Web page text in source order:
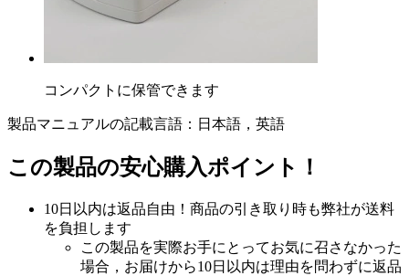
コンパクトに保管できます
製品マニュアルの記載言語：日本語，英語
この製品の安心購入ポイント！
10日以内は返品自由！商品の引き取り時も弊社が送料
を負担します
この製品を実際お手にとってお気に召さなかった
場合，お届けから10日以内は理由を問わずに返品